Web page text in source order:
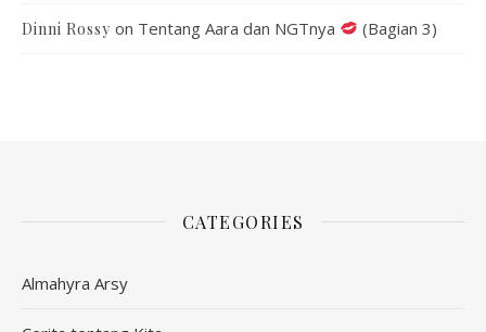
Dinni Rossy on Tentang Aara dan NGTnya (Bagian 3)
CATEGORIES
Almahyra Arsy